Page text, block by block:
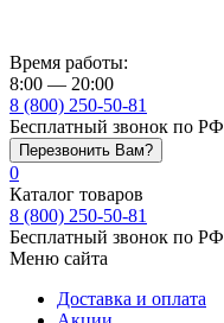
Время работы:
8:00 — 20:00
8 (800) 250-50-81
Бесплатный звонок по РФ
Перезвонить Вам?
0
Каталог товаров
8 (800) 250-50-81
Бесплатный звонок по РФ
Меню сайта
Доставка и оплата